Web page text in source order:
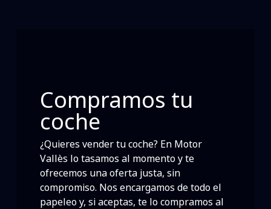
Compramos tu
coche
¿Quieres vender tu coche? En Motor
Vallès lo tasamos al momento y te
ofrecemos una oferta justa, sin
compromiso. Nos encargamos de todo el
papeleo y, si aceptas, te lo compramos al